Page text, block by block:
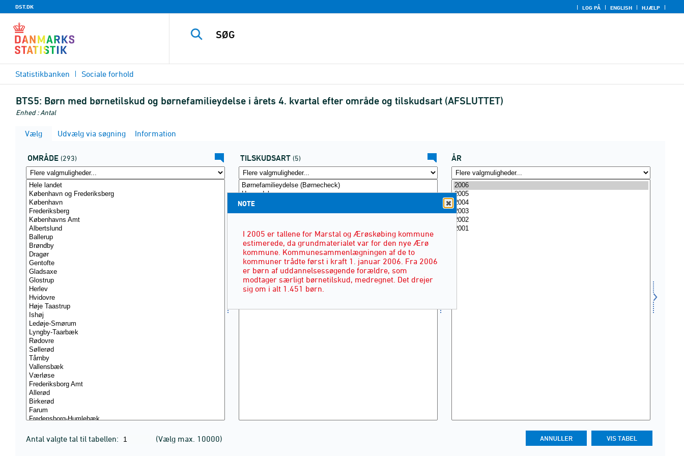
DST.DK LOG PÅ ENGLISH HJÆLP
Statistikbanken Sociale forhold
BTS5: Børn med børnetilskud og børnefamilieydelse i årets 4. kvartal efter område og tilskudsart (AFSLUTTET)
Enhed : Antal
Vælg Udvælg via søgning Information
OMRÅDE (293) TILSKUDSART (5) ÅR
Antal valgte tal til tabellen: (Vælg max. 10000)
NOTE
I 2005 er tallene for Marstal og Ærøskøbing kommune
estimerede, da grundmaterialet var for den nye Ærø
kommune. Kommunesammenlægningen af de to
kommuner trådte først i kraft 1. januar 2006. Fra 2006
er børn af uddannelsessøgende forældre, som
modtager særligt børnetilskud, medregnet. Det drejer
sig om i alt 1.451 børn.